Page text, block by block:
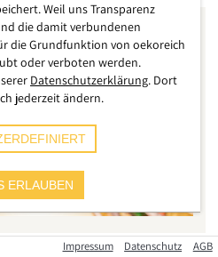
Impressum Datenschutz AGB
Weil uns Transparenz
die damit verbundenen
die Grundfunktion von oekoreich
oder verboten werden.
Datenschutzerklärung. Dort
jederzeit ändern.
ERLAUBEN